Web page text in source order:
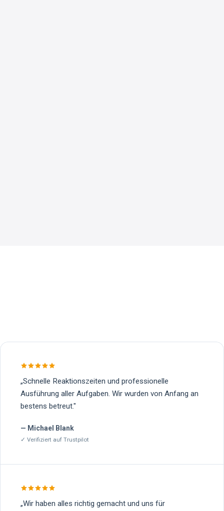
„Schnelle Reaktionszeiten und professionelle
Ausführung aller Aufgaben. Wir wurden von Anfang an
bestens betreut."
— Michael Blank
✓ Verifiziert auf Trustpilot
„Wir haben alles richtig gemacht und uns für